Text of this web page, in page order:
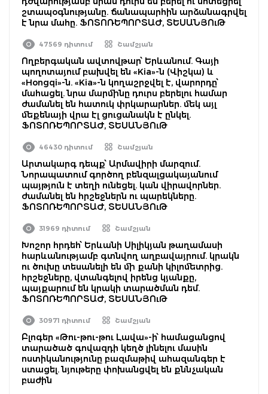
շտապօգնությանը. ճանապարհին արձանագրվել
է նրա մահը. ՖՈՏՈՌԵՊՈՐՏԱԺ, ՏԵՍԱՆՅՈւԹ
47569 դիտում Շամշյան
Ողբերգական ավտովթար՝ Երևանում. Գայի
պողոտայում բախվել են «Kia»-ն (Վիշկա) և
«Hongqi»-ն. «Kia»-ն կողաշրջվել է, վարորդը՝
մահացել. նրա մարմինը դուրս բերելու համար
ժամանել են հատուկ փրկարարներ. մեկ այլ
մեքենայի վրա էլ ցուցանակն է ընկել.
ՖՈՏՈՌԵՊՈՐՏԱԺ, ՏԵՍԱՆՅՈւԹ
46430 դիտում Շամշյան
Արտակարգ դեպք՝ Արմավիրի մարզում.
Նորապատում գործող բենզալցակայանում
պայթյուն է տեղի ունեցել. կան վիրավորներ.
ժամանել են հրշեջներն ու պարեկները.
ՖՈՏՈՌԵՊՈՐՏԱԺ, ՏԵՍԱՆՅՈւԹ
31969 դիտում Շամշյան
Խոշոր հրդեհ՝ Երևանի Սիլիկյան թաղամասի
հարևանությամբ գտնվող աղբավայրում. կրակն
ու ծուխը տեսանելի են մի քանի կիլոմետրից.
հրշեջները, վտանգելով իրենց կյանքը,
պայքարում են կրակի տարածման դեմ.
ՖՈՏՈՌԵՊՈՐՏԱԺ, ՏԵՍԱՆՅՈւԹ
30971 դիտում Շամշյան
Բլոգեր «Թու-թու-թու Լավա»-ի՝ համացանցով
տարածած գովազդի կեղծ լինելու մասին
ոստիկանությունը բազմաթիվ ահազանգեր է
ստացել. նյութերը փոխանցվել են քննչական
բաժին